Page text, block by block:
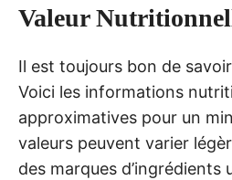
Valeur
Il est toujours bon de
Voici les informations
approximatives pour un
valeurs peuvent varier
des marques d’ingrédients